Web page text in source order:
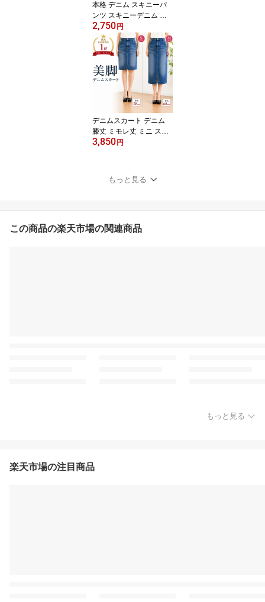
本格 デニム スキニーパ
ンツ スキニーデニム レ
ディース ウルトラ スト
レッチ デニム 全2色 S/
M 美脚 着痩せ ジーンズ
ジーパン 大人カジュアル
デニム denim デニムスタ
イル カジュアル
2,750 円
デニムスカート デニム
膝丈 ミモレ丈 ミニ スト
レッチ スリット タイト
ラストレッチデニム スリ
ットスカート ペンシルス
カジュアル
3,850 円
もっと見る
この商品の楽天市場の関連商品
もっと見る
楽天市場の注目商品